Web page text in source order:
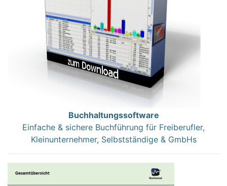
Buchhaltungssoftware
Einfache & sichere Buchführung für Freiberufler,
Kleinunternehmer, Selbstständige & GmbHs